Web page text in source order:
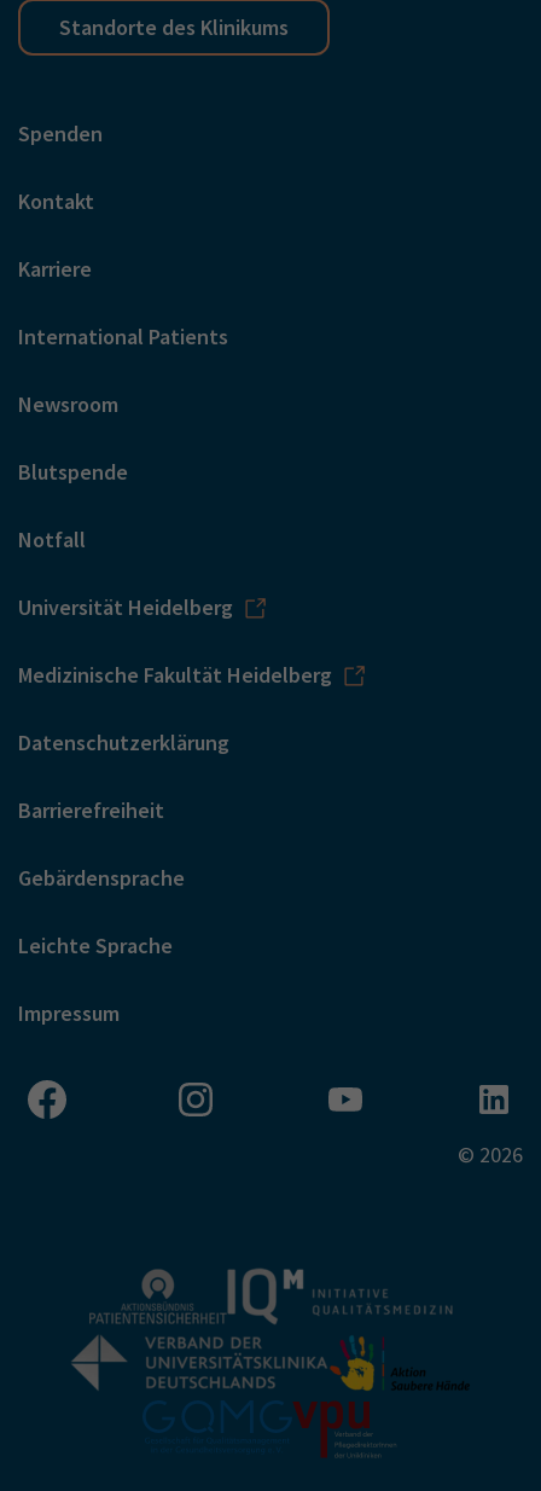
Standorte des Klinikums
Spenden
Kontakt
Karriere
International Patients
Newsroom
Blutspende
Notfall
Universität Heidelberg
Medizinische Fakultät Heidelberg
Datenschutzerklärung
Barrierefreiheit
Gebärdensprache
Leichte Sprache
Impressum
© 2026